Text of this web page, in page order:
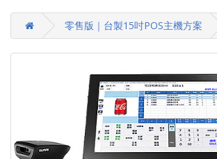
零售版｜台製15吋POS主機方案